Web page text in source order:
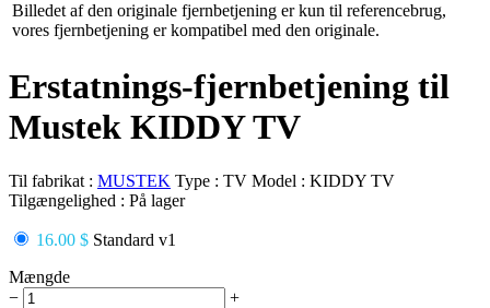
Billedet af den originale fjernbetjening er kun til referencebrug,
vores fjernbetjening er kompatibel med den originale.
Erstatnings-fjernbetjening til
Mustek KIDDY TV
Til fabrikat : MUSTEK Type : TV Model : KIDDY TV
Tilgængelighed : På lager
16.00 $ Standard v1
Mængde
−
+